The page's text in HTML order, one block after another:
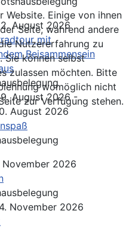
August 2026
mit
Beisammensein
August 2026 -
August 2026
November 2026
November 2026
Website. Einige von ihnen
Seite, während andere
Nutzererfahrung zu
Sie können selbst
zulassen möchten. Bitte
womöglich nicht
zur Verfügung stehen.